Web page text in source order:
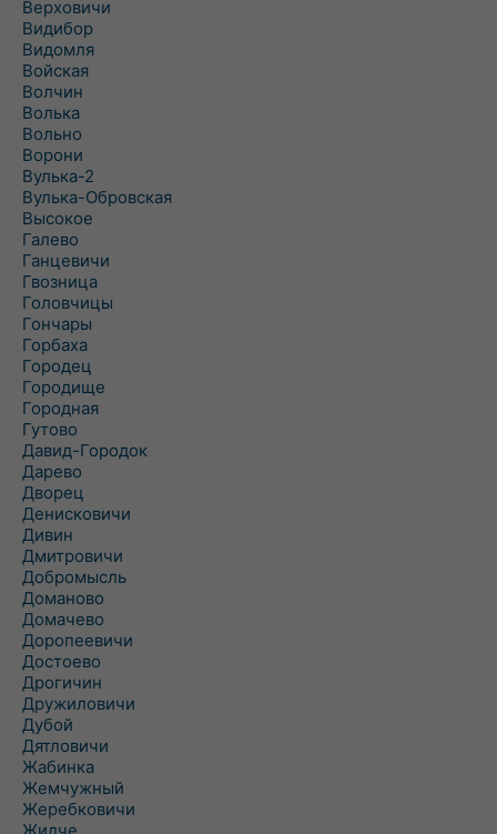
Верховичи
Видибор
Видомля
Войская
Волчин
Волька
Вольно
Ворони
Вулька-2
Вулька-Обровская
Высокое
Галево
Ганцевичи
Гвозница
Головчицы
Гончары
Горбаха
Городец
Городище
Городная
Гутово
Давид-Городок
Дарево
Дворец
Денисковичи
Дивин
Дмитровичи
Добромысль
Доманово
Домачево
Доропеевичи
Достоево
Дрогичин
Дружиловичи
Дубой
Дятловичи
Жабинка
Жемчужный
Жеребковичи